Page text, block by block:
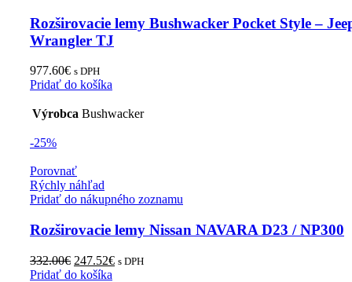
Rozširovacie lemy Bushwacker Pocket Style –
Wrangler TJ
977.60€ s DPH
Pridať do košíka
Výrobca Bushwacker
-25%
Porovnať
Rýchly náhľad
Pridať do nákupného zoznamu
Rozširovacie lemy Nissan NAVARA D23 / NP300
332.00€ Original
price
247.52€Current
s DPH
Pridať do košíka